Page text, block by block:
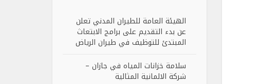
الهيئة العامة للطيران المدني تعلن
عن بدء التقديم على برامج الابتعاث
المبتدئ للتوظيف في طيران الرياض
سلامة خزانات المياه في جازان –
شركة الالمانية المثالية